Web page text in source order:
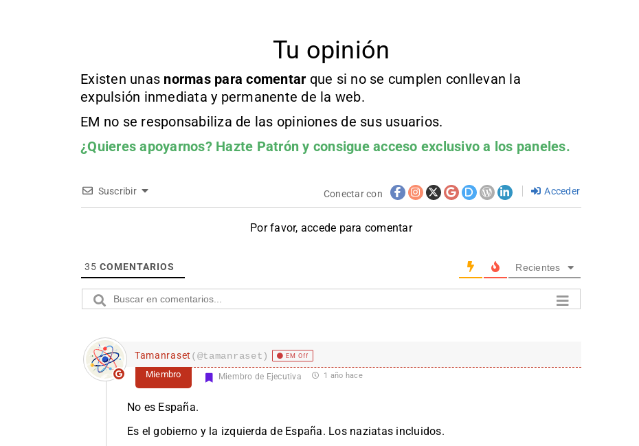
Tu opinión
Existen unas normas para comentar que si no se cumplen conllevan la
expulsión inmediata y permanente de la web.
EM no se responsabiliza de las opiniones de sus usuarios.
¿Quieres apoyarnos? Hazte Patrón y consigue acceso exclusivo a los paneles.
Suscribir Conectar con Acceder
Por favor, accede para comentar
35 COMENTARIOS Recientes
Tamanraset (@tamanraset) EM Off
Miembro Miembro de Ejecutiva 1 año hace
No es España.
Es el gobierno y la izquierda de España. Los naziatas incluidos.